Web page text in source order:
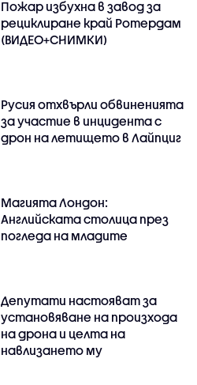
Пожар избухна в завод за
рециклиране край Ротердам
(ВИДЕО+СНИМКИ)
Русия отхвърли обвиненията
за участие в инцидента с
дрон на летището в Лайпциг
Магията Лондон:
Английската столица през
погледа на младите
Депутати настояват за
установяване на произхода
на дрона и целта на
навлизането му